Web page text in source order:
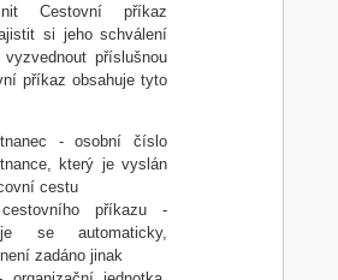
Cestovní příkaz
si jeho schválení
příslušnou
příkaz obsahuje tyto
- osobní číslo
který je vyslán
cestu
příkazu -
se automaticky,
zadáno jinak